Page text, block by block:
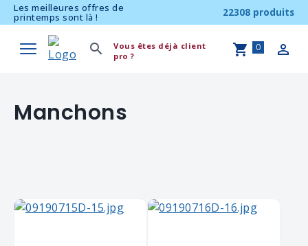
Les meilleures offres de
printemps sont là ! 22308 produits
Vous êtes déjà client
pro ?
0
Manchons